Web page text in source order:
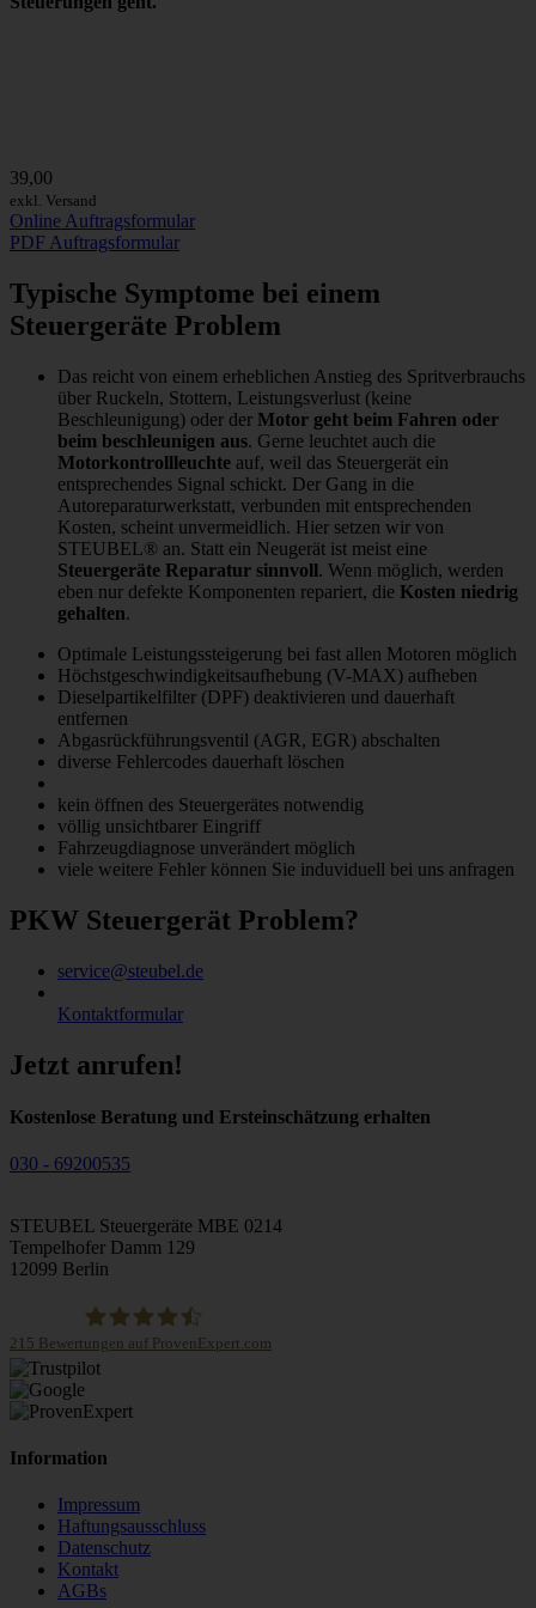
39,00
exkl. Versand
Online Auftragsformular
PDF Auftragsformular
Typische Symptome bei einem
Steuergeräte Problem
Das reicht von einem erheblichen Anstieg des Spritverbrauchs
über Ruckeln, Stottern, Leistungsverlust (keine
Beschleunigung) oder der Motor geht beim Fahren oder
beim beschleunigen aus. Gerne leuchtet auch die
Motorkontrollleuchte auf, weil das Steuergerät ein
entsprechendes Signal schickt. Der Gang in die
Autoreparaturwerkstatt, verbunden mit entsprechenden
Kosten, scheint unvermeidlich. Hier setzen wir von
STEUBEL® an. Statt ein Neugerät ist meist eine
Steuergeräte Reparatur sinnvoll. Wenn möglich, werden
eben nur defekte Komponenten repariert, die Kosten niedrig
gehalten.
Optimale Leistungssteigerung bei fast allen Motoren möglich
Höchstgeschwindigkeitsaufhebung (V-MAX) aufheben
Dieselpartikelfilter (DPF) deaktivieren und dauerhaft
entfernen
Abgasrückführungsventil (AGR, EGR) abschalten
diverse Fehlercodes dauerhaft löschen
kein öffnen des Steuergerätes notwendig
völlig unsichtbarer Eingriff
Fahrzeugdiagnose unverändert möglich
viele weitere Fehler können Sie induviduell bei uns anfragen
PKW Steuergerät Problem?
service@steubel.de
Kontaktformular
Jetzt anrufen!
Kostenlose Beratung und Ersteinschätzung erhalten
030 - 69200535
STEUBEL Steuergeräte MBE 0214
Tempelhofer Damm 129
12099 Berlin
STEUBEL Steuergeräte Annahme Filiale MBE 0214
215 Bewertungen auf ProvenExpert.com
Information
Impressum
Haftungsausschluss
Datenschutz
Kontakt
AGBs